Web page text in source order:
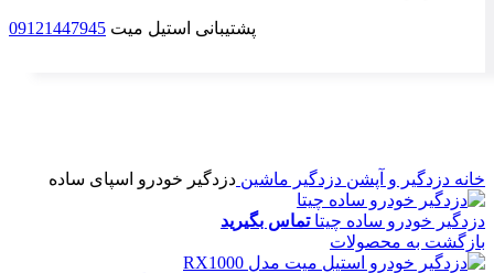
پشتیبانی استیل میت 09121447945
خانه دزدگیر و آپشن دزدگیر ماشین دزدگیر خودرو اسپای ساده
دزدگیر خودرو ساده چیتاتماس بگیرید
بازگشت به محصولات